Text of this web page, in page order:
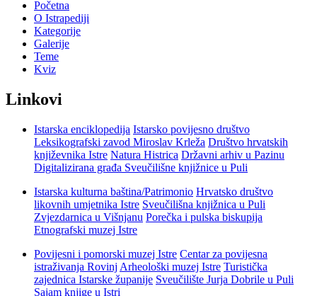
Početna
O Istrapediji
Kategorije
Galerije
Teme
Kviz
Linkovi
Istarska enciklopedija Istarsko povijesno društvo
Leksikografski zavod Miroslav Krleža Društvo hrvatskih
književnika Istre Natura Histrica Državni arhiv u Pazinu
Digitalizirana građa Sveučilišne knjižnice u Puli
Istarska kulturna baština/Patrimonio Hrvatsko društvo
likovnih umjetnika Istre Sveučilišna knjižnica u Puli
Zvjezdarnica u Višnjanu Porečka i pulska biskupija
Etnografski muzej Istre
Povijesni i pomorski muzej Istre Centar za povijesna
istraživanja Rovinj Arheološki muzej Istre Turistička
zajednica Istarske županije Sveučilište Jurja Dobrile u Puli
Sajam knjige u Istri